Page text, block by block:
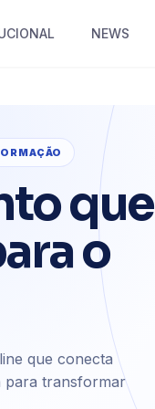
NEWS
que
o
que conecta
para transformar